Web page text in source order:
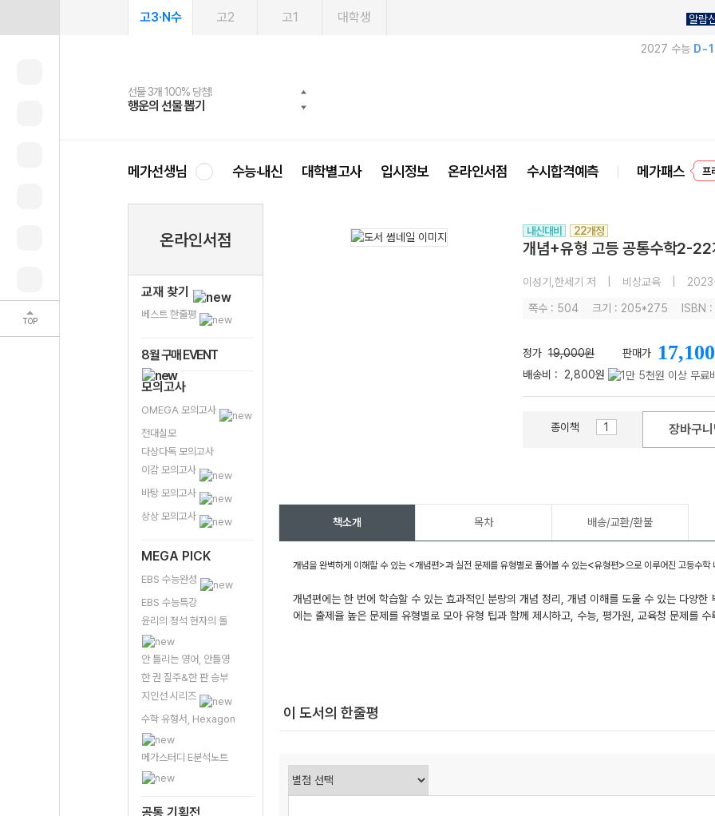
TOP
고3·N수 고2 고1 대학생 알람
2027 수능 D-
선물 3개 100% 당첨!
행운의 선물 뽑기
선물 100% 증정!
메가스터디 X 올리브
여름방학 스터디 캐시백
메가런 썸머스쿨
2027 러셀 단과
강사 공개선발
스마트러닝앱
설문 EVENT
메가패스
3일 무료 체험권
메가패스 수강생 무료혜택!
메가클럽 멤버십
사회공헌 캠페인
희망이룸 메가나눔
메가선생님 수능·내신 대학별고사 입시정보 온라인서점 수시합격예측 메가패스
온라인서점
교재 찾기
베스트 한줄평
8월 구매 EVENT
모의고사
OMEGA 모의고사
전대실모
다상다독 모의고사
이감 모의고사
바탕 모의고사
상상 모의고사
MEGA PICK
EBS 수능완성
EBS 수능특강
윤리의 정석 현자의 돌
안 틀리는 영어, 안틀영
한 권 질주&한 판 승부
지인선 시리즈
수학 유형서, Hexagon
메가스터디 E분석노트
공통 기획전
내신대비 22개정
개념+유형 고등 공통수학2-
이성기,한세기 저 비상교육
쪽수 : 504 크기 : 205*275 ISBN
정가 19,000원 판매가 17,100
배송비 : 2,800원
종이책 장바구니
책소개 목차 배송/교환/환불
개념을 완벽하게 이해할 수 있는 <개념편>과 실전 문제를 유형별로 풀어볼 수 있는<유형편>으로 이루어진 고등수학
개념편에는 한 번에 학습할 수 있는 효과적인 분량의 개념 정리, 개념 이해를 도울 수 있는 다양한
에는 출제율 높은 문제를 유형별로 모아 유형 팁과 함께 제시하고, 수능, 평가원, 교육청 문제를 수
이 도서의 한줄평